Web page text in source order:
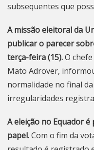
subsequentes que
A missão eleitoral da
publicar o parecer
terça-feira (15).O
Mato Adrover,
normalidade no final
irregularidades
A eleição no Equador
papel.Com o fim da